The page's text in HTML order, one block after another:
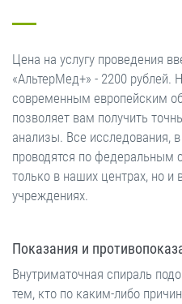
Цена на услугу проведения
«АльтерМед+» - 2200
современным европейским
позволяет вам получить
анализы. Все исследования,
проводятся по федеральным
только в наших центрах, но
учреждениях.
Показания и
Внутриматочная спираль
тем, кто по каким-либо